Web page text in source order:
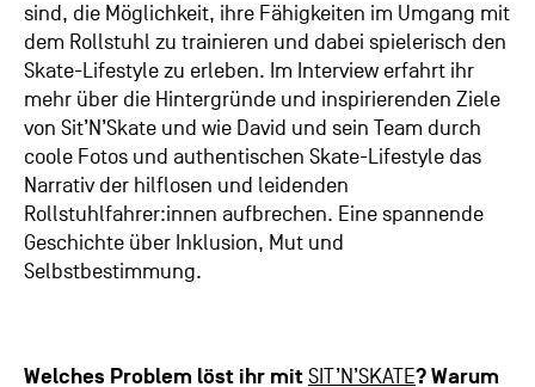
sind, die Möglichkeit, ihre Fähigkeiten im Umgang mit
dem Rollstuhl zu trainieren und dabei spielerisch den
Skate-Lifestyle zu erleben. Im Interview erfahrt ihr
mehr über die Hintergründe und inspirierenden Ziele
von Sit’N’Skate und wie David und sein Team durch
coole Fotos und authentischen Skate-Lifestyle das
Narrativ der hilflosen und leidenden
Rollstuhlfahrer:innen aufbrechen. Eine spannende
Geschichte über Inklusion, Mut und
Selbstbestimmung.
Welches Problem löst ihr mitSIT’N’SKATE? Warum